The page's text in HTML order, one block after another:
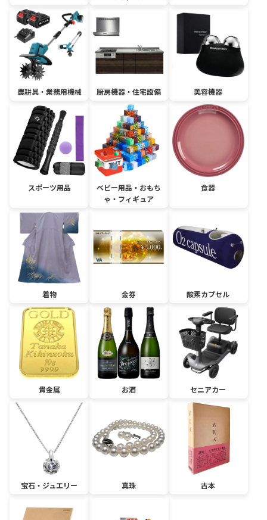
農耕具・業務用機械 厨房機器・住宅設備 美容機器
スポーツ用品
ベビー用品・おもち
ゃ・フィギュア
食器
着物 金券 酸素カプセル
貴金属 お酒 セニアカー
宝石・ジュエリー 真珠 古本